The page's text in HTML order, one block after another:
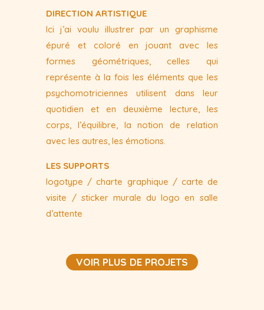
DIRECTION ARTISTIQUE
Ici j’ai voulu illustrer par un graphisme
épuré et coloré en jouant avec les
formes géométriques, celles qui
représente à la fois les éléments que les
psychomotriciennes utilisent dans leur
quotidien et en deuxième lecture, les
corps, l’équilibre, la notion de relation
avec les autres, les émotions.
LES SUPPORTS
logotype / charte graphique / carte de
visite / sticker murale du logo en salle
d’attente
VOIR PLUS DE PROJETS